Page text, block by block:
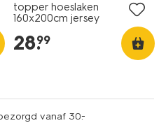
topper hoeslaken
160x200cm jersey
28.
99
vanaf 30.-